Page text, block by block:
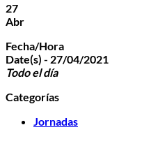
27
Abr
Fecha/Hora
Date(s) - 27/04/2021
Todo el día
Categorías
Jornadas